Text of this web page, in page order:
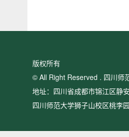
版权所有
© All Right Reserved . 四川师
地址：四川省成都市锦江区静
四川师范大学狮子山校区桃李